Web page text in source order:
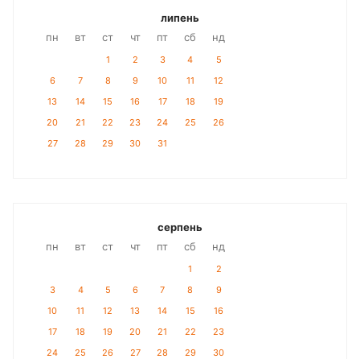
липень
пн
вт ст чт пт сб нд
1 2 3 4
5
6
7 8 9 10 11
12
13
14 15 16 17 18
19
20
21 22 23 24 25
26
27
28 29 30 31
серпень
пн
вт ст чт пт сб нд
1
2
3
4 5 6 7 8
9
10
11 12 13 14 15
16
17
18 19 20 21 22
23
24
25 26 27 28 29
30